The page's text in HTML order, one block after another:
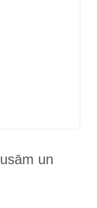
un